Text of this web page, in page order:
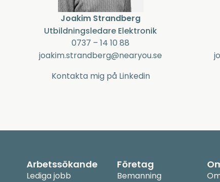
Joakim Strandberg
Utbildningsledare Elektronik
0737 – 14 10 88
joakim.strandberg@nearyou.se
Kontakta mig på Linkedin
Arbetssökande
Lediga jobb
Företag
Bemanning